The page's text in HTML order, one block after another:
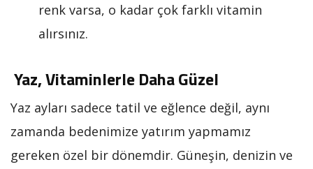
renk varsa, o kadar çok farklı vitamin
alırsınız.
Yaz, Vitaminlerle Daha Güzel
Yaz ayları sadece tatil ve eğlence değil, aynı
zamanda bedenimize yatırım yapmamız
gereken özel bir dönemdir. Güneşin, denizin ve